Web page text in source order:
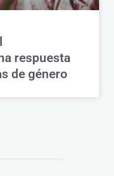
respuesta
de género